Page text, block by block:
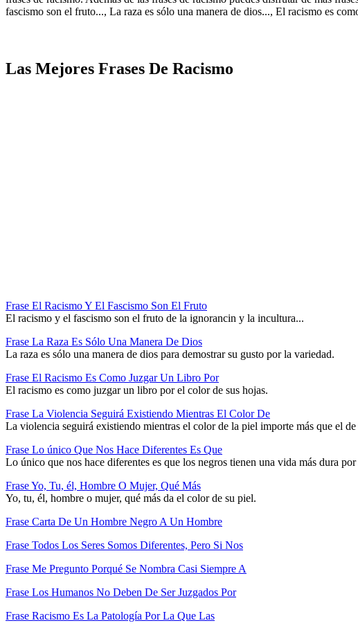
fascismo son el fruto..., La raza es sólo una manera de dios..., El racismo es
Las Mejores Frases De Racismo
Frase El Racismo Y El Fascismo Son El Fruto
El racismo y el fascismo son el fruto de la ignorancin y la incultura...
Frase La Raza Es Sólo Una Manera De Dios
La raza es sólo una manera de dios para demostrar su gusto por la variedad.
Frase El Racismo Es Como Juzgar Un Libro Por
El racismo es como juzgar un libro por el color de sus hojas.
Frase La Violencia Seguirá Existiendo Mientras El Color De
La violencia seguirá existiendo mientras el color de la piel importe más que el de
Frase Lo único Que Nos Hace Diferentes Es Que
Lo único que nos hace diferentes es que los negros tienen una vida más dura
Frase Yo, Tu, él, Hombre O Mujer, Qué Más
Yo, tu, él, hombre o mujer, qué más da el color de su piel.
Frase Carta De Un Hombre Negro A Un Hombre
Frase Todos Los Seres Somos Diferentes, Pero Si Nos
Frase Me Pregunto Porqué Se Nombra Casi Siempre A
Frase Los Humanos No Deben De Ser Juzgados Por
Frase Racismo Es La Patología Por La Que Las